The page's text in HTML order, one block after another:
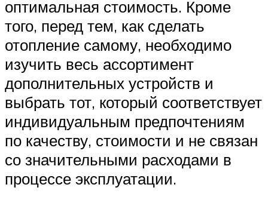
оптимальная стоимость. Кроме
того, перед тем, как сделать
отопление самому, необходимо
изучить весь ассортимент
дополнительных устройств и
выбрать тот, который соответствует
индивидуальным предпочтениям
по качеству, стоимости и не связан
со значительными расходами в
процессе эксплуатации.